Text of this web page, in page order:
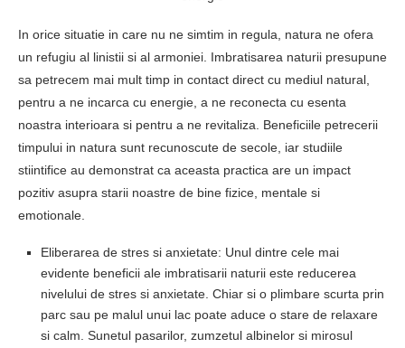
In orice situatie in care nu ne simtim in regula, natura ne ofera
un refugiu al linistii si al armoniei. Imbratisarea naturii presupune
sa petrecem mai mult timp in contact direct cu mediul natural,
pentru a ne incarca cu energie, a ne reconecta cu esenta
noastra interioara si pentru a ne revitaliza. Beneficiile petrecerii
timpului in natura sunt recunoscute de secole, iar studiile
stiintifice au demonstrat ca aceasta practica are un impact
pozitiv asupra starii noastre de bine fizice, mentale si
emotionale.
Eliberarea de stres si anxietate: Unul dintre cele mai
evidente beneficii ale imbratisarii naturii este reducerea
nivelului de stres si anxietate. Chiar si o plimbare scurta prin
parc sau pe malul unui lac poate aduce o stare de relaxare
si calm. Sunetul pasarilor, zumzetul albinelor si mirosul